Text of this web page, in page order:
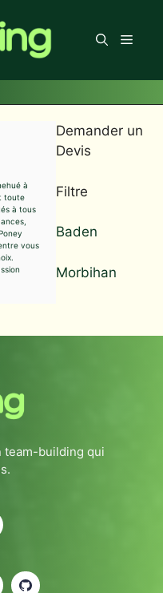
Menu
à
toute
à tous
vous
Demander un
Devis
Filtre
Baden
Morbihan
team-building qui